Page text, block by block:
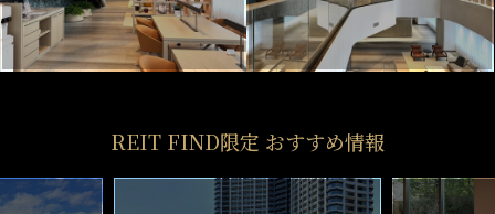
REIT FIND限定 おすすめ情報